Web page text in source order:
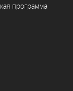
программа